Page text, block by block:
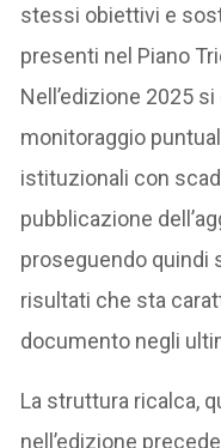
stessi obiettivi e
presenti nel Piano
Nell’edizione 2025
monitoraggio
istituzionali con
pubblicazione
proseguendo quindi
risultati che sta
documento negli
La struttura ricalca,
nell’edizione